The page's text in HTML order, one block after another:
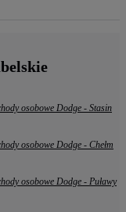
osobowe Dodge - Stasin
osobowe Dodge - Chełm
osobowe Dodge - Puławy